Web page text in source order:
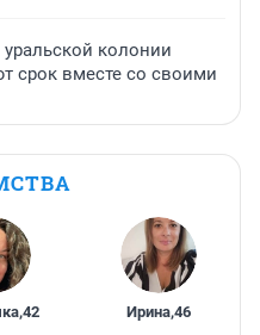
колонии
срок вместе со своими
,42 Ирина,46